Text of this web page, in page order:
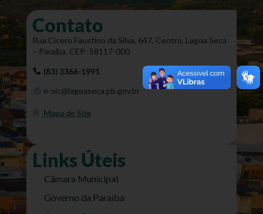
Contato
Rua Cícero Faustino da Silva, 647, Centro, Lagoa Seca
– Paraíba. CEP: 58117-000
(83) 3366-1991
e-sic@lagoaseca.pb.gov.br
Mapa do Site
Links Úteis
Câmara Municipal
Governo da Paraíba